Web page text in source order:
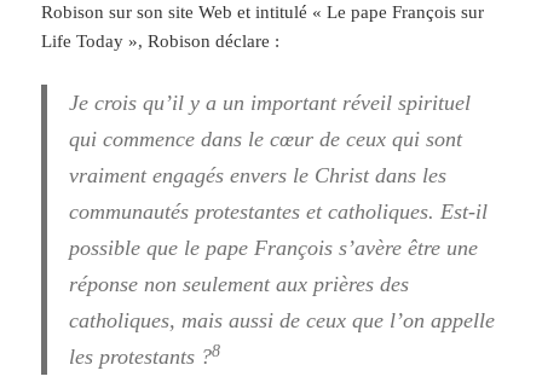
Robison sur son site Web et intitulé « Le pape François sur
Life Today », Robison déclare :
Je crois qu’il y a un important réveil spirituel
qui commence dans le cœur de ceux qui sont
vraiment engagés envers le Christ dans les
communautés protestantes et catholiques. Est-il
possible que le pape François s’avère être une
réponse non seulement aux prières des
catholiques, mais aussi de ceux que l’on appelle
les protestants ?8